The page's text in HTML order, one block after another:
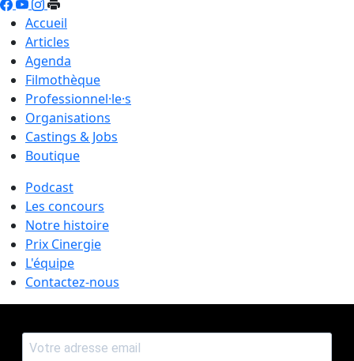
Accueil
Articles
Agenda
Filmothèque
Professionnel·le·s
Organisations
Castings & Jobs
Boutique
Podcast
Les concours
Notre histoire
Prix Cinergie
L'équipe
Contactez-nous